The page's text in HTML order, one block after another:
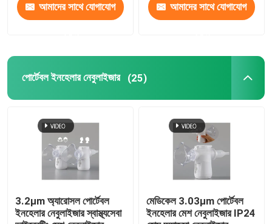
আমাদের সাথে যোগাযোগ আমাদের সাথে যোগাযোগ
পোর্টেবল ইনহেলার নেবুলাইজার (25)
3.2μm অ্যারোসল পোর্টেবল
ইনহেলার নেবুলাইজার স্বাস্থ্যসেবা
মেডিকেল 3.03μm পোর্টেবল
ইনহেলার মেশ নেবুলাইজার IP24